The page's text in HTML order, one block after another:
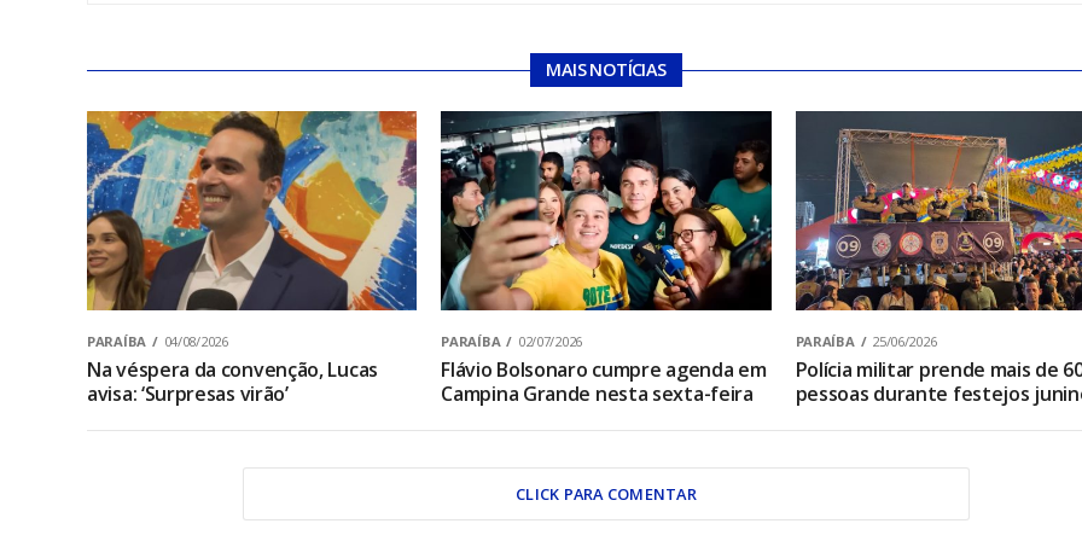
MAIS NOTÍCIAS
PARAÍBA 04/08/2026
Na véspera da convenção, Lucas
avisa: ‘Surpresas virão’
PARAÍBA 02/07/2026
Flávio Bolsonaro cumpre agenda em
Campina Grande nesta sexta-feira
PARAÍBA 25/06/2026
Polícia militar prende mais de
pessoas durante festejos
CLICK PARA COMENTAR